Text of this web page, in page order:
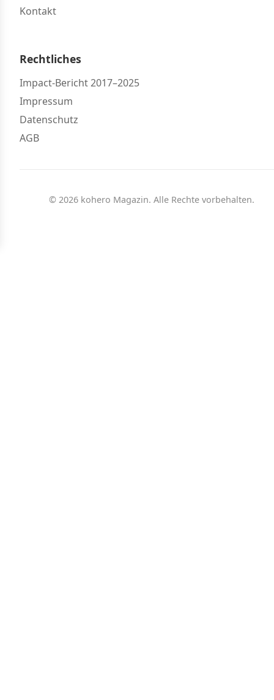
Kontakt
Rechtliches
Impact-Bericht 2017–2025
Impressum
Datenschutz
AGB
© 2026 kohero Magazin. Alle Rechte vorbehalten.